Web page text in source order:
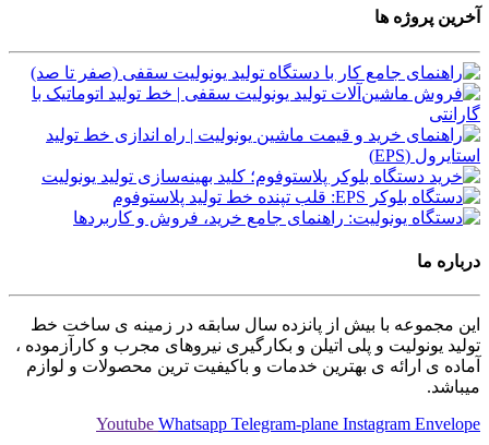
آخرین پروژه ها
درباره ما
این مجموعه با بیش از پانزده سال سابقه در زمینه ی ساخت خط
تولید یونولیت و پلی اتیلن و بکارگیری نیروهای مجرب و کارآزموده ،
آماده ی ارائه ی بهترین خدمات و باکیفیت ترین محصولات و لوازم
میباشد.
Youtube Whatsapp Telegram-plane Instagram Envelope